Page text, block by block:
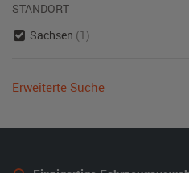
STANDORT
Sachsen (1)
Erweiterte Suche